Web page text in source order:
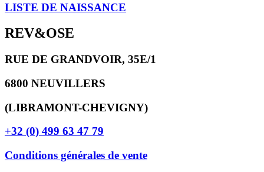
LISTE DE NAISSANCE
REV&OSE
RUE DE GRANDVOIR, 35E/1
6800 NEUVILLERS
(LIBRAMONT-CHEVIGNY)
+32 (0) 499 63 47 79
Conditions générales de vente